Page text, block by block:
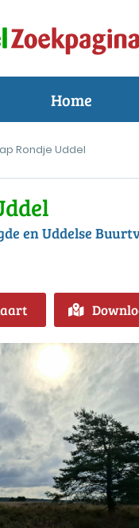
Home
Rondje Uddel
en Uddelse